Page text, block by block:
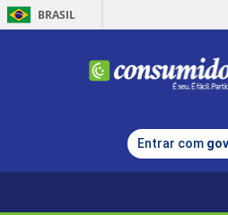
BRASIL
Entrar com